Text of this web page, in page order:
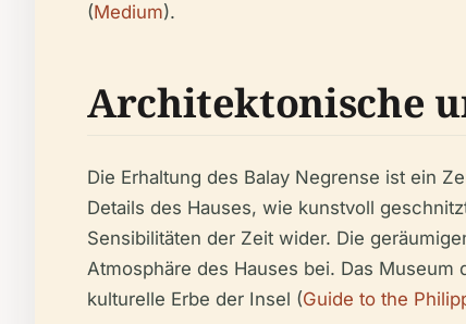
(Medium).
Architektonische
Die Erhaltung des Balay Negrense ist ein
Details des Hauses, wie kunstvoll
Sensibilitäten der Zeit wider. Die
Atmosphäre des Hauses bei. Das
kulturelle Erbe der Insel (Guide to the